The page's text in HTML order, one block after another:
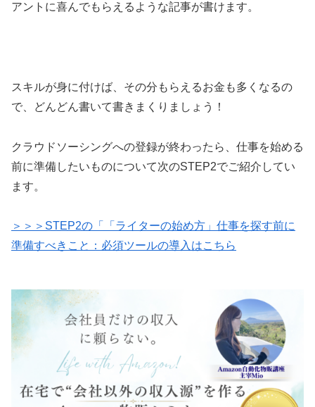
アントに喜んでもらえるような記事が書けます。
スキルが身に付けば、その分もらえるお金も多くなるの
で、どんどん書いて書きまくりましょう！
クラウドソーシングへの登録が終わったら、仕事を始める
前に準備したいものについて次のSTEP2でご紹介してい
ます。
＞＞＞STEP2の「「ライターの始め方」仕事を探す前に
準備すべきこと：必須ツールの導入はこちら